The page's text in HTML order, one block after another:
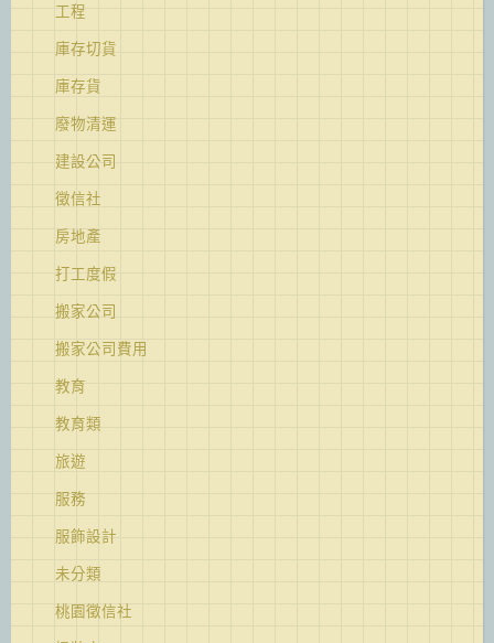
工程
庫存切貨
庫存貨
廢物清運
建設公司
徵信社
房地產
打工度假
搬家公司
搬家公司費用
教育
教育類
旅遊
服務
服飾設計
未分類
桃園徵信社